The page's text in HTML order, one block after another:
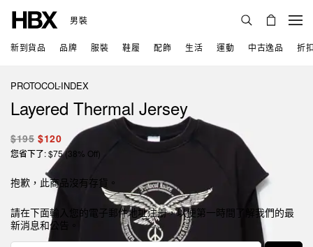
男裝
新到貨品 品牌 服裝 鞋履 配飾 生活 運動 中古逸品 折
PROTOCOL-INDEX
Layered Thermal Jersey
$195 $120
您省下了: $75 (38% Off)
抱歉，此商品沒有存貨。
請在下面輸入您的電子郵件地址注册，以便第一時間了解我們的最
新消息和公告。